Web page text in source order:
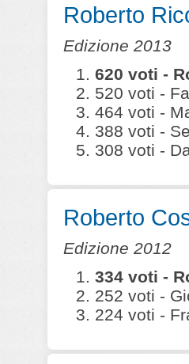
Roberto
Edizione 2013
620 voti -
520 voti -
464 voti -
388 voti -
308 voti -
Roberto
Edizione 2012
334 voti -
252 voti -
224 voti -